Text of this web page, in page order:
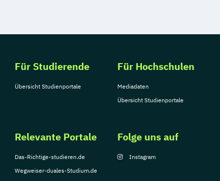
Für Studierende
Übersicht Studienportale
Für Hochschulen
Mediadaten
Übersicht Studienportale
Relevante Portale
Das-Richtige-studieren.de
Wegweiser-duales-Studium.de
Folge uns auf
Instagram